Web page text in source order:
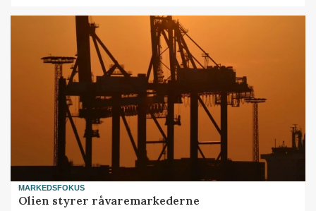
MARKEDSFOKUS
Olien styrer råvaremarkederne